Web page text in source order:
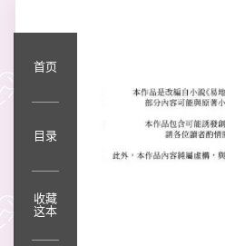
首页
目录
收藏
这本